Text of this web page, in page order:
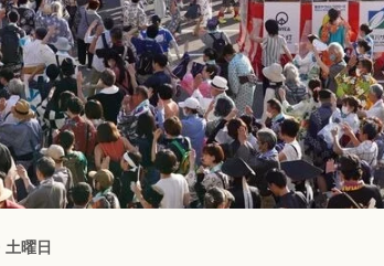
曜日